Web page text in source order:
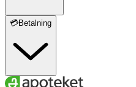
💳Betalning